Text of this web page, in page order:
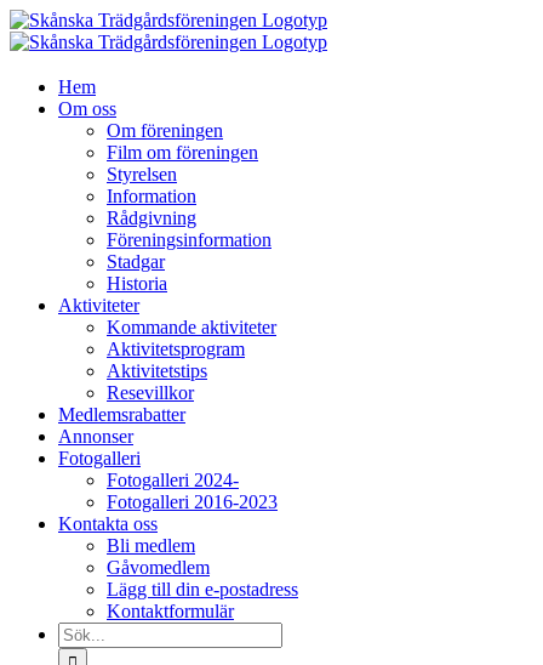
Fortsätt
till
Hem
Om oss
Om föreningen
Film om föreningen
Styrelsen
Information
Rådgivning
Föreningsinformation
Stadgar
Historia
Aktiviteter
Kommande aktiviteter
Aktivitetsprogram
Aktivitetstips
Resevillkor
Medlemsrabatter
Annonser
Fotogalleri
Fotogalleri 2024-
Fotogalleri 2016-2023
Kontakta oss
Bli medlem
Gåvomedlem
Lägg till din e-postadress
Kontaktformulär
Sök
efter: